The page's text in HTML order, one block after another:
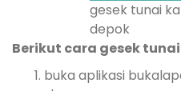
gesek tunai
depok
Berikut cara gesek
buka aplikasi